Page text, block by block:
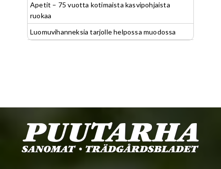
Apetit – 75 vuotta kotimaista kasvipohjaista
ruokaa
Luomuvihanneksia tarjolle helpossa muodossa